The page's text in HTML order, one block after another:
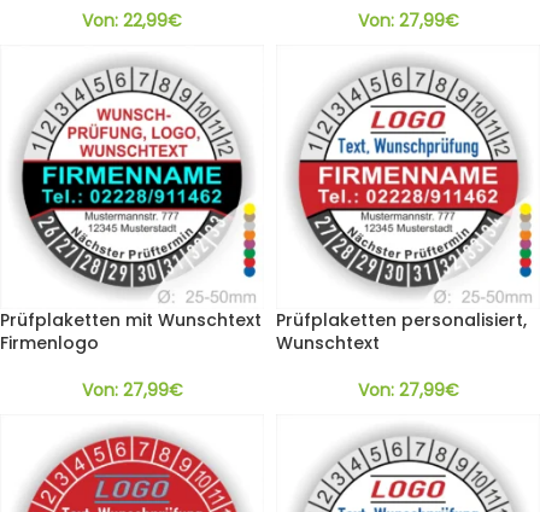
Von: 22,99€
Von: 27,99€
Prüfplaketten mit Wunschtext
Firmenlogo
Von: 27,99€
Prüfplaketten personalisiert,
Wunschtext
Von: 27,99€